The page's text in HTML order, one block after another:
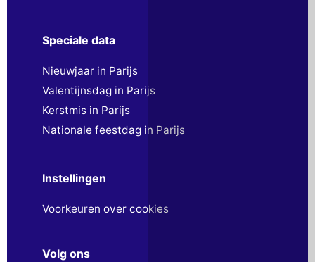
Speciale data
Nieuwjaar in Parijs
Valentijnsdag in Parijs
Kerstmis in Parijs
Nationale feestdag in Parijs
Instellingen
Voorkeuren over cookies
Volg ons